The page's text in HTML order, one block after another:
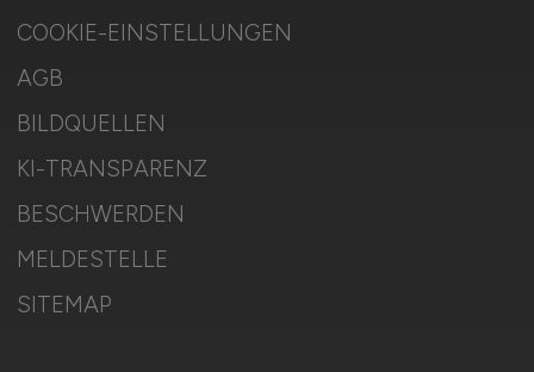
COOKIE-EINSTELLUNGEN
AGB
BILDQUELLEN
KI-TRANSPARENZ
BESCHWERDEN
MELDESTELLE
SITEMAP